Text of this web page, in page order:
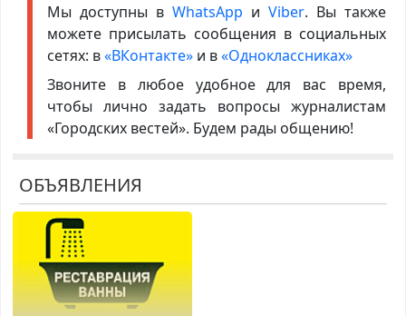
Мы доступны в WhatsApp иViber. Вы также
можете присылать сообщения в социальных
сетях: в«ВКонтакте»и в«Одноклассниках»
Звоните в любое удобное для вас время,
чтобы лично задать вопросы журналистам
«Городских вестей». Будем рады общению!
ОБЪЯВЛЕНИЯ